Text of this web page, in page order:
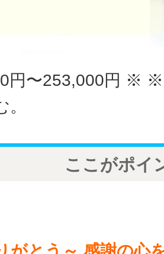
円〜253,000円 ※ ※
ここがポイ